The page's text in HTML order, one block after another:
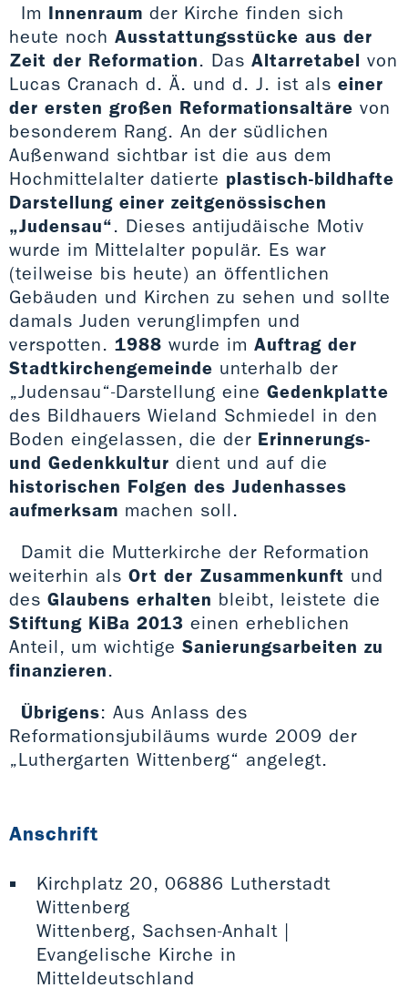
Im Innenraum der Kirche finden sich
heute noch Ausstattungsstücke aus der
Zeit der Reformation. Das Altarretabel von
Lucas Cranach d. Ä. und d. J. ist als einer
der ersten großen Reformationsaltäre von
besonderem Rang. An der südlichen
Außenwand sichtbar ist die aus dem
Hochmittelalter datierte plastisch-bildhafte
Darstellung einer zeitgenössischen
„Judensau“. Dieses antijudäische Motiv
wurde im Mittelalter populär. Es war
(teilweise bis heute) an öffentlichen
Gebäuden und Kirchen zu sehen und sollte
damals Juden verunglimpfen und
verspotten. 1988 wurde im Auftrag der
Stadtkirchengemeinde unterhalb der
„Judensau“-Darstellung eine Gedenkplatte
des Bildhauers Wieland Schmiedel in den
Boden eingelassen, die der Erinnerungs-
und Gedenkkultur dient und auf die
historischen Folgen des Judenhasses
aufmerksam machen soll.
Damit die Mutterkirche der Reformation
weiterhin als Ort der Zusammenkunft und
des Glaubens erhalten bleibt, leistete die
Stiftung KiBa 2013 einen erheblichen
Anteil, um wichtige Sanierungsarbeiten zu
finanzieren.
Übrigens: Aus Anlass des
Reformationsjubiläums wurde 2009 der
„Luthergarten Wittenberg“ angelegt.
Anschrift
Kirchplatz 20, 06886 Lutherstadt
Wittenberg
Wittenberg, Sachsen-Anhalt |
Evangelische Kirche in
Mitteldeutschland